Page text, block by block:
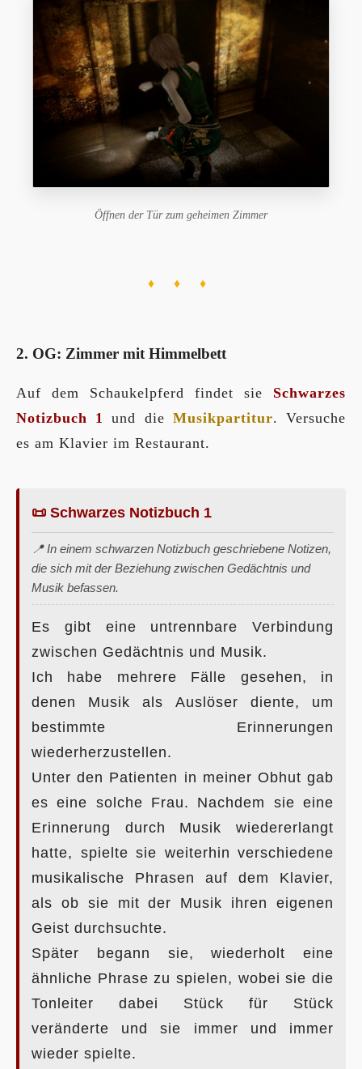
Öffnen der Tür zum geheimen Zimmer
♦ ♦ ♦
2. OG: Zimmer mit Himmelbett
Auf dem Schaukelpferd findet sie Schwarzes
Notizbuch 1 und die Musikpartitur. Versuche
es am Klavier im Restaurant.
📜 Schwarzes Notizbuch 1
📍 In einem schwarzen Notizbuch geschriebene Notizen,
die sich mit der Beziehung zwischen Gedächtnis und
Musik befassen.
Es gibt eine untrennbare Verbindung
zwischen Gedächtnis und Musik.
Ich habe mehrere Fälle gesehen, in
denen Musik als Auslöser diente, um
bestimmte Erinnerungen
wiederherzustellen.
Unter den Patienten in meiner Obhut gab
es eine solche Frau. Nachdem sie eine
Erinnerung durch Musik wiedererlangt
hatte, spielte sie weiterhin verschiedene
musikalische Phrasen auf dem Klavier,
als ob sie mit der Musik ihren eigenen
Geist durchsuchte.
Später begann sie, wiederholt eine
ähnliche Phrase zu spielen, wobei sie die
Tonleiter dabei Stück für Stück
veränderte und sie immer und immer
wieder spielte.